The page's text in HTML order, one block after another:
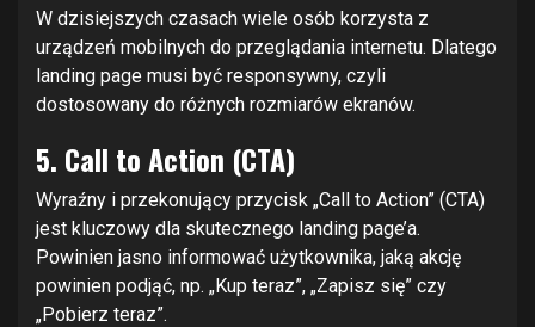
W dzisiejszych czasach wiele osób korzysta z
urządzeń mobilnych do przeglądania internetu. Dlatego
landing page musi być responsywny, czyli
dostosowany do różnych rozmiarów ekranów.
5. Call to Action (CTA)
Wyraźny i przekonujący przycisk „Call to Action” (CTA)
jest kluczowy dla skutecznego landing page’a.
Powinien jasno informować użytkownika, jaką akcję
powinien podjąć, np. „Kup teraz”, „Zapisz się” czy
„Pobierz teraz”.